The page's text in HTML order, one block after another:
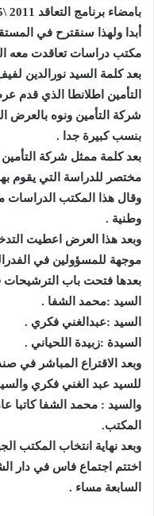
أبدا ولهذا سنقترح في
مكتب دراسات تعاقدت معه
بعد كلمة السيد نورالدين
التأمين اطلانطا الذي قدم
شركة التأمين ونوه بالعرض
بنسب كبيرة جدا .
بعد كلمة ممثل شركة
مختصر للدراسة التي يقوم
وقال هذا المكتب الدراسات
وطنية .
وبعد هذا العرض اعطيت
موجهة للمسؤولين في
بعدها فتحت باب
السيد :محمد الشفا .
السيد :عبدالغني فكري .
السيدة :زبيدة اللحياني .
وبعد الاقتراع المباشر في
للسيد عبد الغني فكري
والسيد : محمد الشفا كاتبا
المكتب.
وبعد نهاية انتخاب المكتب
اختتم اجتماع فاس في دار
السابعة مساء .